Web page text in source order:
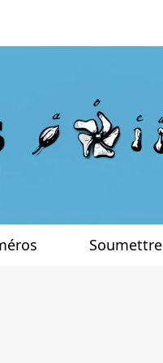
Soumettre